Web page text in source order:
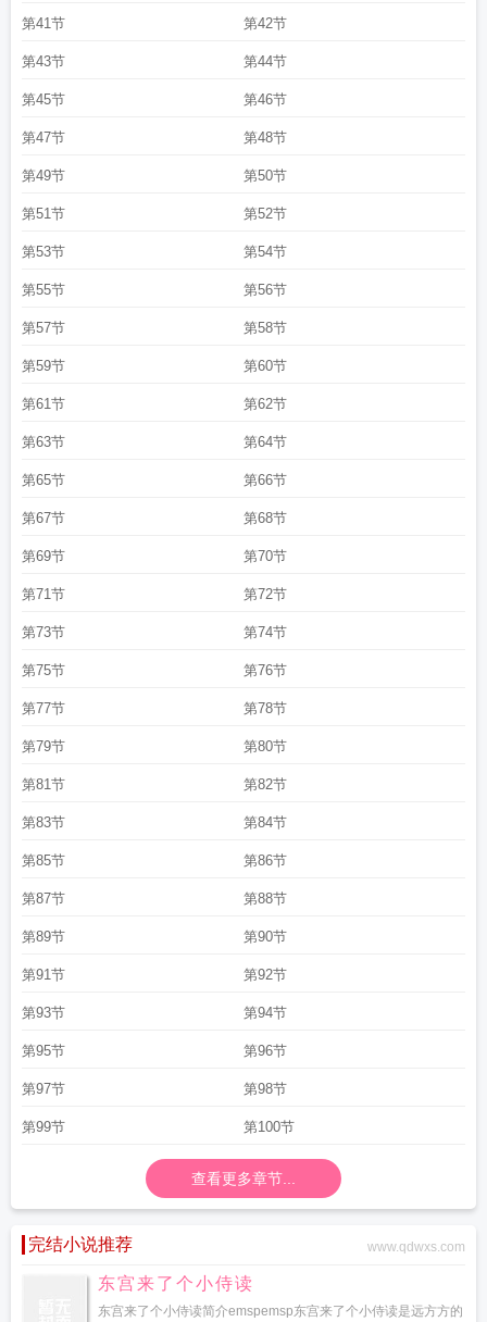
第41节 第42节
第43节 第44节
第45节 第46节
第47节 第48节
第49节 第50节
第51节 第52节
第53节 第54节
第55节 第56节
第57节 第58节
第59节 第60节
第61节 第62节
第63节 第64节
第65节 第66节
第67节 第68节
第69节 第70节
第71节 第72节
第73节 第74节
第75节 第76节
第77节 第78节
第79节 第80节
第81节 第82节
第83节 第84节
第85节 第86节
第87节 第88节
第89节 第90节
第91节 第92节
第93节 第94节
第95节 第96节
第97节 第98节
第99节 第100节
查看更多章节...
完结小说推荐 www.qdwxs.com
东宫来了个小侍读
东宫来了个小侍读简介emspemsp东宫来了个小侍读是远方方的